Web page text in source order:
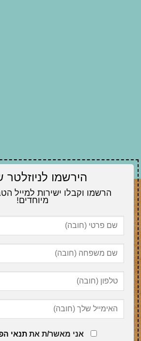
הירשמו לניוזלטר
הרשמו וקבלו ישירות למייל
מיוחדים!
אני מאשר/ת את תנאי